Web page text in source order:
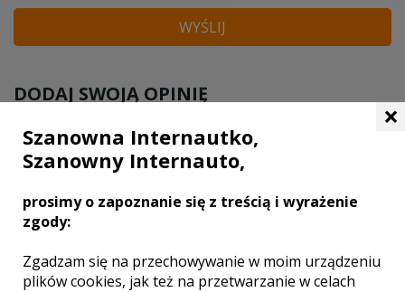
WYŚLIJ
DODAJ SWOJĄ OPINIĘ
×
Szanowna Internautko,
Szanowny Internauto,
prosimy o zapoznanie się z treścią i wyrażenie
zgody:
Zgadzam się na przechowywanie w moim urządzeniu
plików cookies, jak też na przetwarzanie w celach